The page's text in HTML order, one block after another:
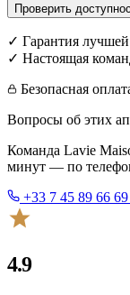
Проверить
✓ Гарантия
✓ Настоящая
Безопасная
Вопросы об этих
Команда Lavie
минут — по
+33 7 45 89 66 69
4.9